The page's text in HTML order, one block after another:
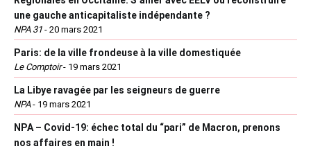
une gauche anticapitaliste indépendante ?
NPA 31 - 20 mars 2021
Paris: de la ville frondeuse à la ville domestiquée
Le Comptoir- 19 mars 2021
La Libye ravagée par les seigneurs de guerre
NPA- 19 mars 2021
NPA – Covid-19: échec total du “pari” de Macron, prenons
nos affaires en main !